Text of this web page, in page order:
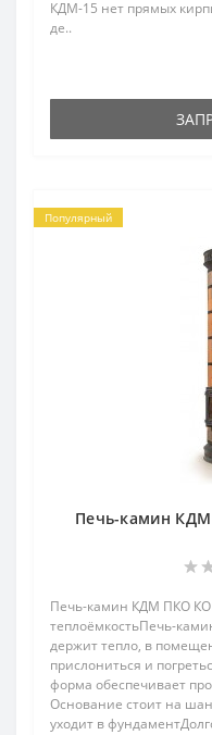
КДМ-15 нет прямых
де..
Популярный
Печь-камин
Печь-камин КДМ ПКО
теплоёмкостьПечь-
держит тепло, в
прислониться и
форма обеспечивает
Основание стоит на
уходит в